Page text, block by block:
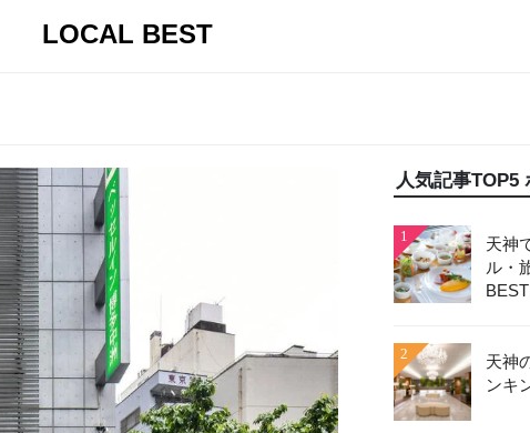
LOCAL BEST
人気記事TOP5
1
天神
ル・
2
天神
ンキ